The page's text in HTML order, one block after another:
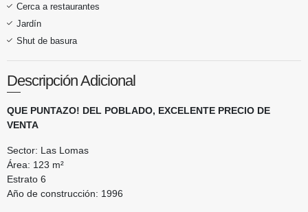
Cerca a restaurantes
Jardín
Shut de basura
Descripción Adicional
QUE PUNTAZO! DEL POBLADO, EXCELENTE PRECIO DE
VENTA
Sector: Las Lomas
Área: 123 m²
Estrato 6
Año de construcción: 1996